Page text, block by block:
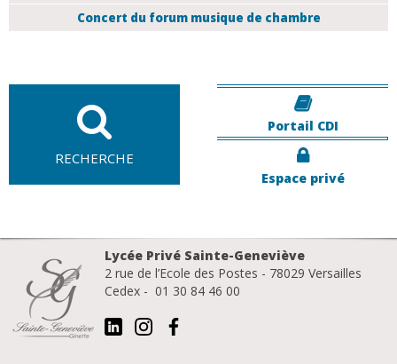
Concert du forum musique de chambre
RECHERCHE
Portail CDI
Espace privé
Lycée Privé Sainte-Geneviève
2 rue de l’Ecole des Postes - 78029 Versailles
Cedex - 01 30 84 46 00